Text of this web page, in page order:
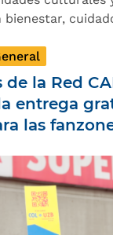
bienestar,
la Red
entrega
las